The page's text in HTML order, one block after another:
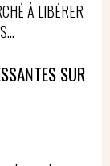
À LIBÉRER
SUR